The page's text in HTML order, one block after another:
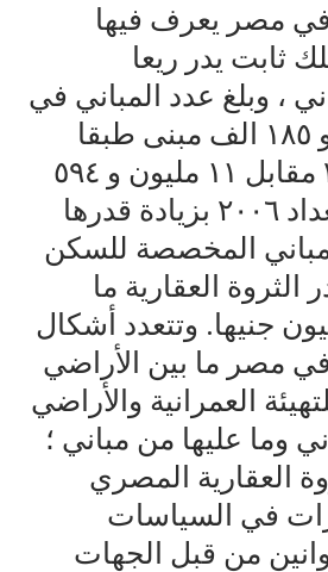
في مصر يعرف فيها
ثابت يدر ريعا
، وبلغ عدد المباني في
مصر ١٦ مليون و ١٨٥ الف مبنى طبقا
لتعداد عام ٢٠١٧ مقابل ١١ مليون و ٥٩٤
ألف مبنى في تعداد ٢٠٠٦ بزيادة قدرها
المباني المخصصة للسكن
الثروة العقارية ما
٣ تريليون جنيها. وتتعدد أشكال
في مصر ما بين الأراضي
العمرانية والأراضي
وما عليها من مباني ؛
العقارية المصري
في السياسات
من قبل الجهات